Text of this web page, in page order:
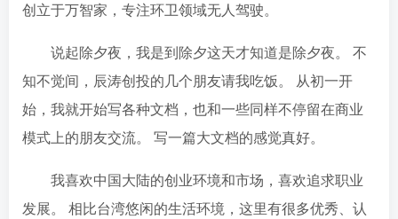
创立于万智家，专注环卫领域无人驾驶。
说起除夕夜，我是到除夕这天才知道是除夕夜。 不
知不觉间，辰涛创投的几个朋友请我吃饭。 从初一开
始，我就开始写各种文档，也和一些同样不停留在商业
模式上的朋友交流。 写一篇大文档的感觉真好。
我喜欢中国大陆的创业环境和市场，喜欢追求职业
发展。 相比台湾悠闲的生活环境，这里有很多优秀、认